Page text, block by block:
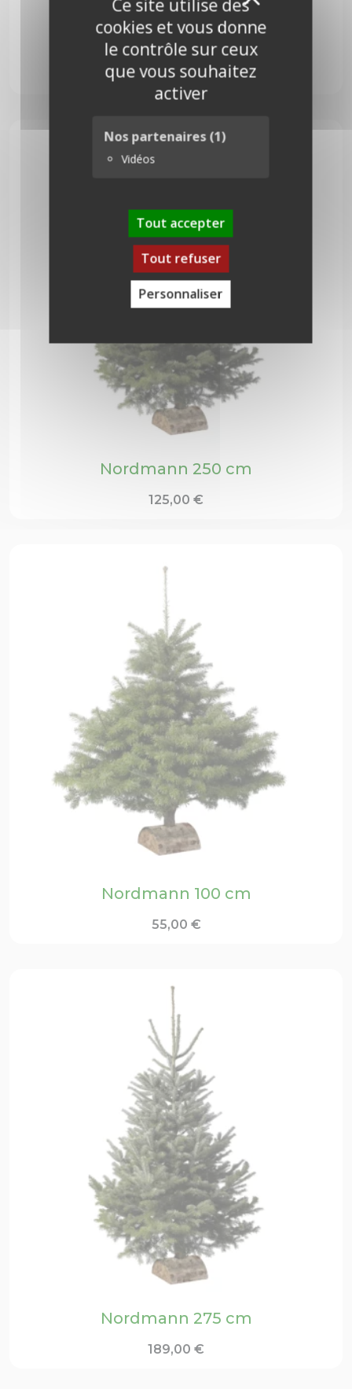
Ce site utilise des
cookies et vous donne
le contrôle sur ceux
que vous souhaitez
activer
Nos partenaires(1)
Vidéos
Tout accepter
Tout refuser
Personnaliser
Pungens 175 cm
74,00€
Nordmann 250 cm
125,00 €
Nordmann 100 cm
55,00 €
Nordmann 275 cm
189,00 €